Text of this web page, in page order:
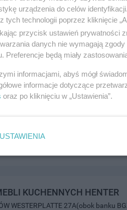
8a, 83-110 Tczew
KUCHENNYCH HENTER
WESTERPLATTE 27A(obok banku
urządzenia do celów
tych technologii poprzez kliknięcie
przycisk ustawień prywatności
danych nie wymagają
Preferencje będą miały
informacjami, abyś mógł
informacje dotyczące
oraz po kliknięciu w „Ustawienia”.
USTAWIENIA